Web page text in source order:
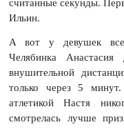
считанные секунды.
Ильин.
А вот у девушек все
Челябинка
внушительной
только через 5
атлетикой Настя
смотрелась лучше